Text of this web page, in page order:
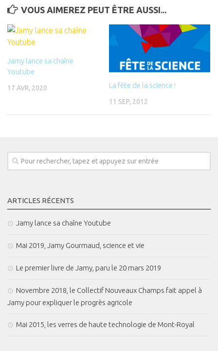
VOUS AIMEREZ PEUT ÊTRE AUSSI...
Jamy lance sa chaîne
Youtube
17 AVR, 2020 La fête de la science !
11 SEP, 2012
ARTICLES RÉCENTS
Jamy lance sa chaîne Youtube
Mai 2019, Jamy Gourmaud, science et vie
Le premier livre de Jamy, paru le 20 mars 2019
Novembre 2018, le Collectif Nouveaux Champs fait appel à
Jamy pour expliquer le progrès agricole
Mai 2015, les verres de haute technologie de Mont-Royal